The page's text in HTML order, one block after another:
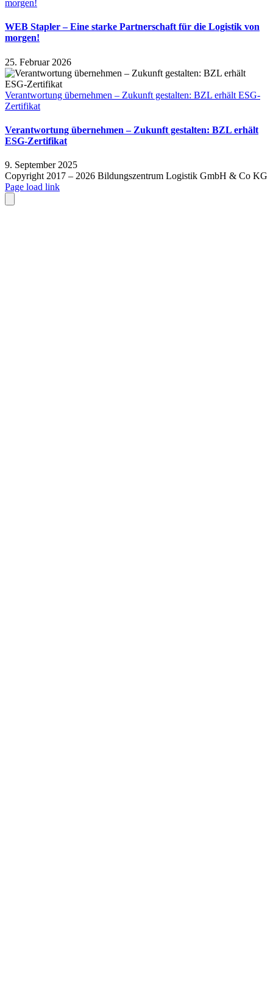
morgen!
WEB Stapler – Eine starke Partnerschaft für die Logistik von
morgen!
25. Februar 2026
Verantwortung übernehmen – Zukunft gestalten: BZL erhält ESG-
Zertifikat
Verantwortung übernehmen – Zukunft gestalten: BZL erhält
ESG-Zertifikat
9. September 2025
Copyright 2017 – 2026 Bildungszentrum Logistik GmbH & Co KG
Facebook
E-
Mail
Page load link